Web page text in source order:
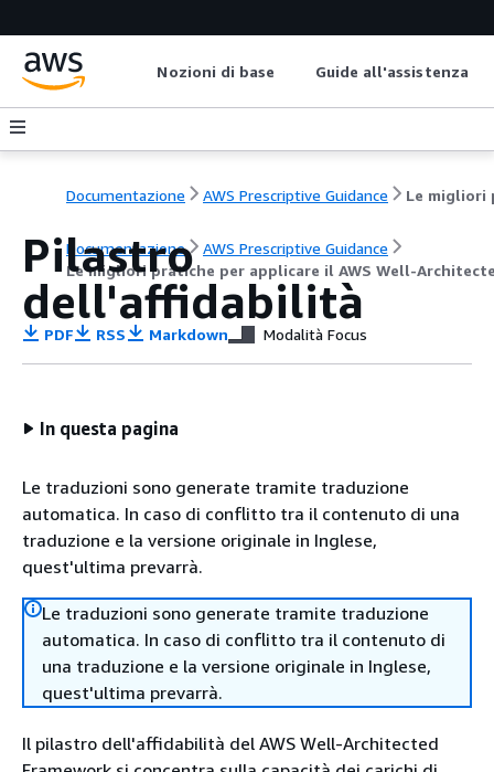
Nozioni di base Guide all'assistenza
Documentazione AWS Prescriptive Guidance
Documentazione
AWS Prescriptive Guidance
Le migliori pratiche per applicare il AWS Well-
Pilastro
dell'affidabilità
PDF RSS Markdown Modalità Focus
In questa pagina
Le traduzioni sono generate tramite traduzione
automatica. In caso di conflitto tra il contenuto di una
traduzione e la versione originale in Inglese,
quest'ultima prevarrà.
Le traduzioni sono generate tramite traduzione
automatica. In caso di conflitto tra il contenuto di
una traduzione e la versione originale in Inglese,
quest'ultima prevarrà.
Il pilastro dell'affidabilità del AWS Well-Architected